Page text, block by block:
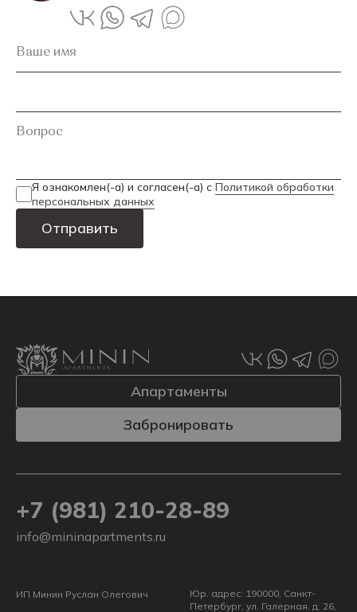
Ваше имя
Вопрос
Я ознакомлен(-а) и согласен(-а) с Политикой обработки
персональных данных
Апартаменты
Забронировать
ИП Минин Руслан Олегович
Юр. адрес: 190000, Санкт-
Петербург, ул. Галерная, д. 26,
+7 (981) 210-28-89
info@mininapartments.ru